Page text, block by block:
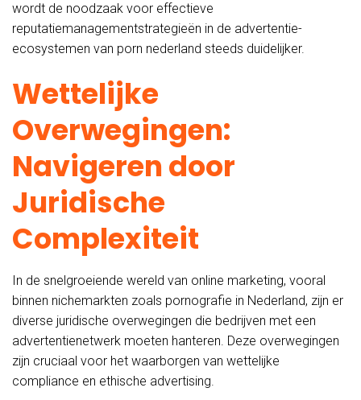
wordt de noodzaak voor effectieve
reputatiemanagementstrategieën in de advertentie-
ecosystemen van porn nederland steeds duidelijker.
Wettelijke
Overwegingen:
Navigeren door
Juridische
Complexiteit
In de snelgroeiende wereld van online marketing, vooral
binnen nichemarkten zoals pornografie in Nederland, zijn er
diverse juridische overwegingen die bedrijven met een
advertentienetwerk moeten hanteren. Deze overwegingen
zijn cruciaal voor het waarborgen van wettelijke
compliance en ethische advertising.